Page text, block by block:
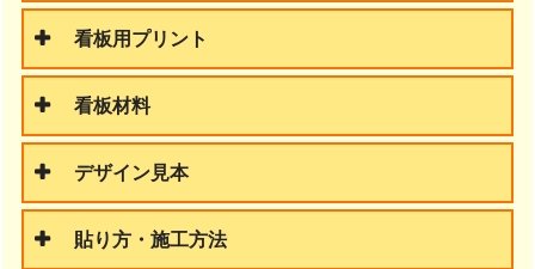
看板用プリント
看板材料
デザイン見本
貼り方・施工方法